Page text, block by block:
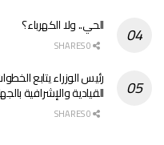
الحي.. ولا الكهرباء؟
رئيس الوزراء يتابع
القيادية والإشرافية